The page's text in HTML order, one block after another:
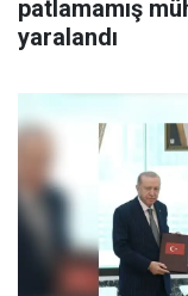
patlamamış
yaralandı